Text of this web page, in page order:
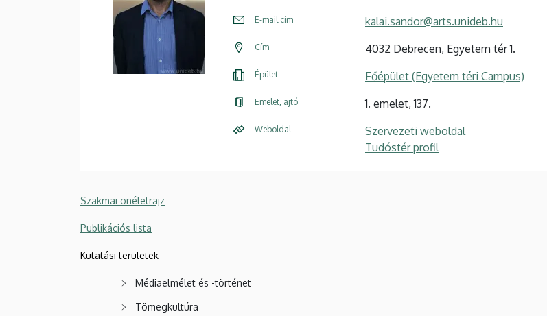
E-mail cím kalai.sandor@arts.unideb.hu
Cím 4032 Debrecen, Egyetem tér 1.
Épület Főépület (Egyetem téri Campus)
Emelet, ajtó 1. emelet, 137.
Weboldal
Szervezeti weboldal
Tudóstér profil
Szakmai önéletrajz
Publikációs lista
Kutatási területek
Médiaelmélet és -történet
Tömegkultúra